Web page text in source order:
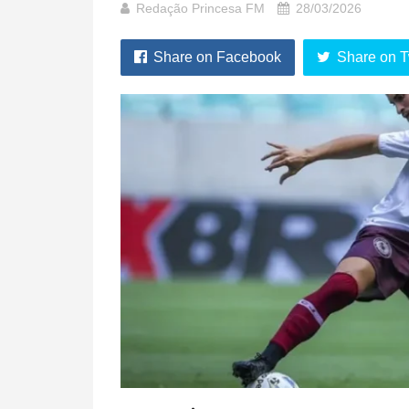
Redação Princesa FM 28/03/2026
Share on Facebook Share on